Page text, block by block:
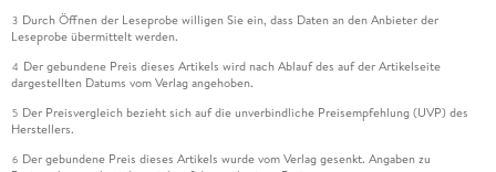
3 Durch Öffnen der Leseprobe willigen Sie ein, dass Daten an den Anbieter der
Leseprobe übermittelt werden.
4 Der gebundene Preis dieses Artikels wird nach Ablauf des auf der Artikelseite
dargestellten Datums vom Verlag angehoben.
5 Der Preisvergleich bezieht sich auf die unverbindliche Preisempfehlung (UVP) des
Herstellers.
6 Der gebundene Preis dieses Artikels wurde vom Verlag gesenkt. Angaben zu